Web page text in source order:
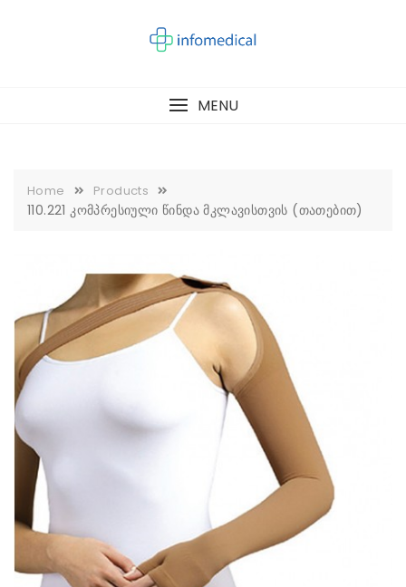
MENU
Home Products
110.221 კომპრესიული წინდა მკლავისთვის (თათებით)